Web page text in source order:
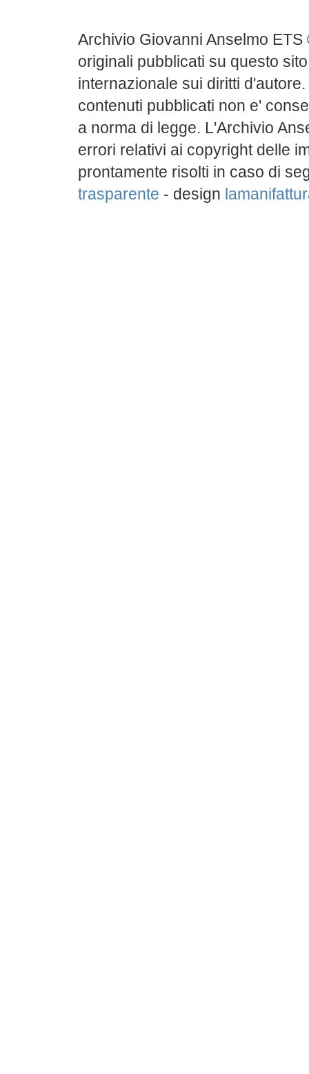
Archivio Giovanni Anselmo
originali pubblicati su questo
internazionale sui diritti
contenuti pubblicati non e'
a norma di legge. L'Archivio
errori relativi ai copyright delle
prontamente risolti in caso di
trasparente - design